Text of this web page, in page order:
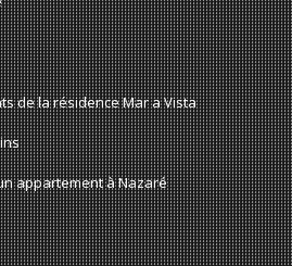
de la résidence Mar a Vista
appartement à Nazaré